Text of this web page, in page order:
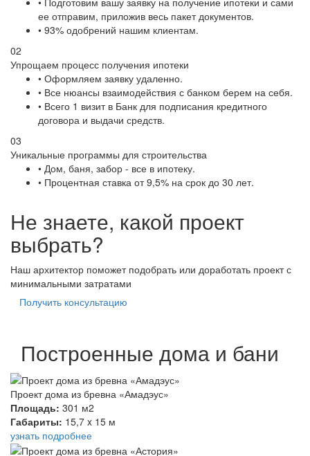
ее отправим, приложив весь пакет документов.
• 93% одобрений нашим клиентам.
02
Упрощаем процесс получения ипотеки
• Оформляем заявку удаленно.
• Все нюансы взаимодействия с банком берем на себя.
• Всего 1 визит в Банк для подписания кредитного
договора и выдачи средств.
03
Уникальные программы для строительства
• Дом, баня, забор - все в ипотеку.
• Процентная ставка от 9,5% на срок до 30 лет.
Не знаете, какой проект
выбрать?
Наш архитектор поможет подобрать или доработать проект с
минимальными затратами
Получить консультацию
Построенные дома и бани
Проект дома из бревна «Амадэус»
Площадь: 301 м2
Габариты: 15,7 x 15 м
узнать подробнее